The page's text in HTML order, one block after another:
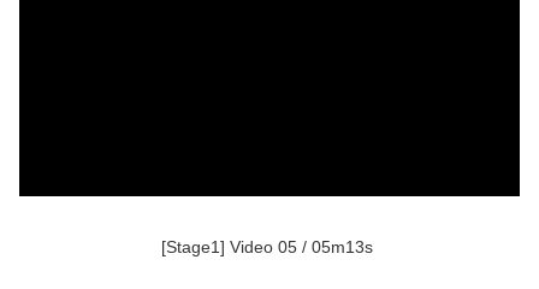
[Stage1] Video 05 / 05m13s